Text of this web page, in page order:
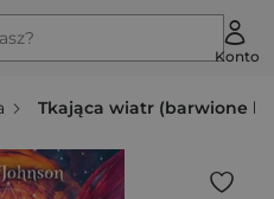
Konto
Tkająca wiatr (barwione